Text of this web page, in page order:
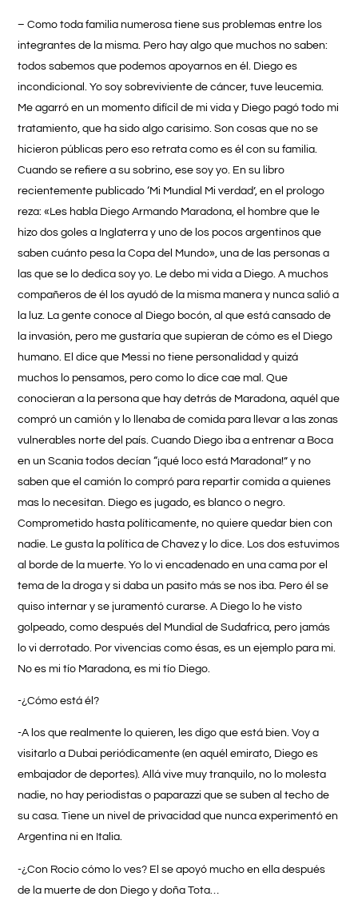
– Como toda familia numerosa tiene sus problemas entre los
integrantes de la misma. Pero hay algo que muchos no saben:
todos sabemos que podemos apoyarnos en él. Diego es
incondicional. Yo soy sobreviviente de cáncer, tuve leucemia.
Me agarró en un momento difícil de mi vida y Diego pagó todo mi
tratamiento, que ha sido algo carisimo. Son cosas que no se
hicieron públicas pero eso retrata como es él con su familia.
Cuando se refiere a su sobrino, ese soy yo. En su libro
recientemente publicado ‘Mi Mundial Mi verdad’, en el prologo
reza: «Les habla Diego Armando Maradona, el hombre que le
hizo dos goles a Inglaterra y uno de los pocos argentinos que
saben cuánto pesa la Copa del Mundo», una de las personas a
las que se lo dedica soy yo. Le debo mi vida a Diego. A muchos
compañeros de él los ayudó de la misma manera y nunca salió a
la luz. La gente conoce al Diego bocón, al que está cansado de
la invasión, pero me gustaría que supieran de cómo es el Diego
humano. El dice que Messi no tiene personalidad y quizá
muchos lo pensamos, pero como lo dice cae mal. Que
conocieran a la persona que hay detrás de Maradona, aquél que
compró un camión y lo llenaba de comida para llevar a las zonas
vulnerables norte del país. Cuando Diego iba a entrenar a Boca
en un Scania todos decían “¡qué loco está Maradona!” y no
saben que el camión lo compró para repartir comida a quienes
mas lo necesitan. Diego es jugado, es blanco o negro.
Comprometido hasta políticamente, no quiere quedar bien con
nadie. Le gusta la política de Chavez y lo dice. Los dos estuvimos
al borde de la muerte. Yo lo vi encadenado en una cama por el
tema de la droga y si daba un pasito más se nos iba. Pero él se
quiso internar y se juramentó curarse. A Diego lo he visto
golpeado, como después del Mundial de Sudafrica, pero jamás
lo vi derrotado. Por vivencias como ésas, es un ejemplo para mi.
No es mi tío Maradona, es mi tío Diego.
-¿Cómo está él?
-A los que realmente lo quieren, les digo que está bien. Voy a
visitarlo a Dubai periódicamente (en aquél emirato, Diego es
embajador de deportes). Allá vive muy tranquilo, no lo molesta
nadie, no hay periodistas o paparazzi que se suben al techo de
su casa. Tiene un nivel de privacidad que nunca experimentó en
Argentina ni en Italia.
-¿Con Rocio cómo lo ves? El se apoyó mucho en ella después
de la muerte de don Diego y doña Tota…